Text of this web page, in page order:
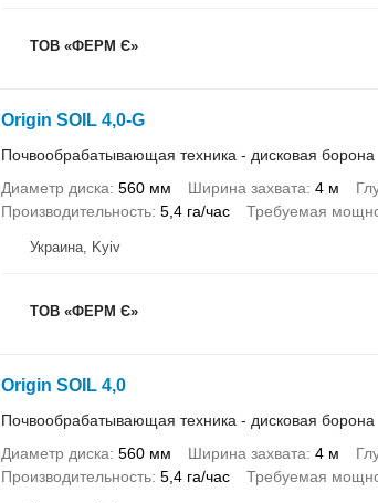
ТОВ «ФЕРМ Є»
Origin SOIL 4,0-G
Почвообрабатывающая техника - дисковая борона
Диаметр диска 560 мм Ширина захвата 4 м
Производительность 5,4 га/час Требуемая
Украина, Kyiv
ТОВ «ФЕРМ Є»
Origin SOIL 4,0
Почвообрабатывающая техника - дисковая борона
Диаметр диска 560 мм Ширина захвата 4 м
Производительность 5,4 га/час Требуемая